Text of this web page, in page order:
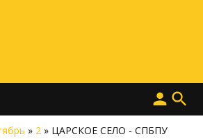
search
person
» 2 » ЦАРСКОЕ СЕЛО - СПБПУ